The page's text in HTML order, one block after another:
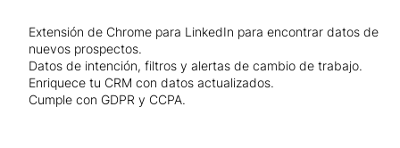
Extensión de Chrome para LinkedIn para encontrar datos de
nuevos prospectos.
Datos de intención, filtros y alertas de cambio de trabajo.
Enriquece tu CRM con datos actualizados.
Cumple con GDPR y CCPA.